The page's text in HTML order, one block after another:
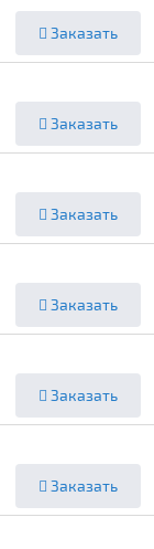
Заказать
Заказать
Заказать
Заказать
Заказать
Заказать